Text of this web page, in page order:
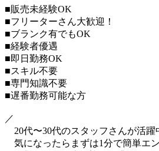
■販売未経験OK
■フリーターさん大歓迎！
■ブランク有でもOK
■経験者優遇
■即日勤務OK
■スキル不要
■専門知識不要
■遅番勤務可能な方
／
20代〜30代のスタッフさんが活躍
気になったらまずは1分で簡単エ